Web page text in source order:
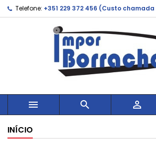
Telefone: +351 229 372 456 (Custo
  
INÍCIO